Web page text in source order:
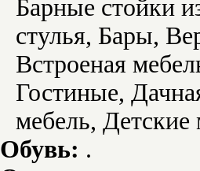
Барные стойки
стулья, Бары,
Встроеная
Гостиные,
мебель, Детские
Обувь: .